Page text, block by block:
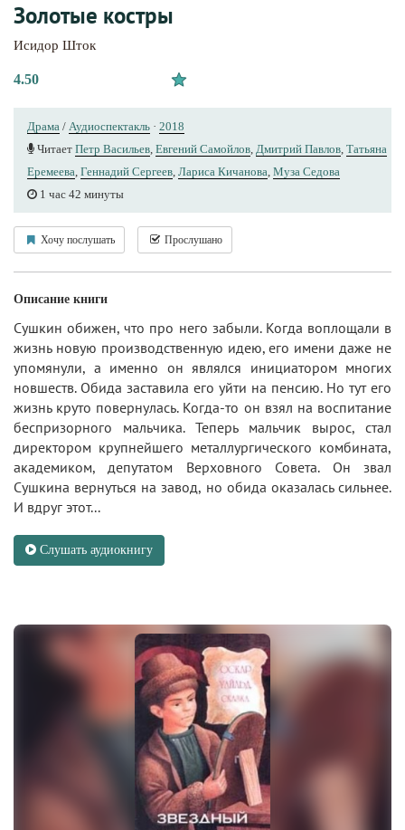
Золотые костры
Исидор Шток
4.50
Драма / Аудиоспектакль · 2018
Читает Петр Васильев, Евгений Самойлов, Дмитрий Павлов, Татьяна
Еремеева, Геннадий Сергеев, Лариса Кичанова, Муза Седова
1 час 42 минуты
Хочу послушать Прослушано
Описание книги
Сушкин обижен, что про него забыли. Когда воплощали в
жизнь новую производственную идею, его имени даже не
упомянули, а именно он являлся инициатором многих
новшеств. Обида заставила его уйти на пенсию. Но тут его
жизнь круто повернулась. Когда-то он взял на воспитание
беспризорного мальчика. Теперь мальчик вырос, стал
директором крупнейшего металлургического комбината,
академиком, депутатом Верховного Совета. Он звал
Сушкина вернуться на завод, но обида оказалась сильнее.
И вдруг этот...
Слушать аудиокнигу